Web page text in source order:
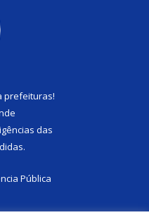
prefeituras!
das
Pública